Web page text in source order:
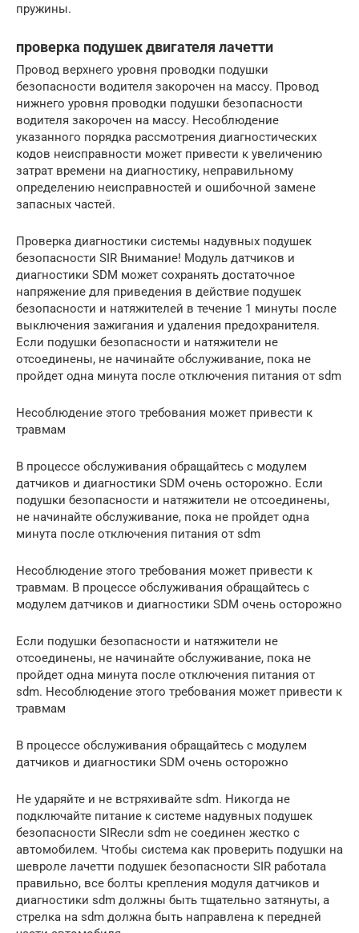
пружины.
проверка подушек двигателя лачетти
Провод верхнего уровня проводки подушки
безопасности водителя закорочен на массу. Провод
нижнего уровня проводки подушки безопасности
водителя закорочен на массу. Несоблюдение
указанного порядка рассмотрения диагностических
кодов неисправности может привести к увеличению
затрат времени на диагностику, неправильному
определению неисправностей и ошибочной замене
запасных частей.
Проверка диагностики системы надувных подушек
безопасности SIR Внимание! Модуль датчиков и
диагностики SDM может сохранять достаточное
напряжение для приведения в действие подушек
безопасности и натяжителей в течение 1 минуты после
выключения зажигания и удаления предохранителя.
Если подушки безопасности и натяжители не
отсоединены, не начинайте обслуживание, пока не
пройдет одна минута после отключения питания от sdm
Несоблюдение этого требования может привести к
травмам
В процессе обслуживания обращайтесь с модулем
датчиков и диагностики SDM очень осторожно. Если
подушки безопасности и натяжители не отсоединены,
не начинайте обслуживание, пока не пройдет одна
минута после отключения питания от sdm
Несоблюдение этого требования может привести к
травмам. В процессе обслуживания обращайтесь с
модулем датчиков и диагностики SDM очень осторожно
Если подушки безопасности и натяжители не
отсоединены, не начинайте обслуживание, пока не
пройдет одна минута после отключения питания от
sdm. Несоблюдение этого требования может привести к
травмам
В процессе обслуживания обращайтесь с модулем
датчиков и диагностики SDM очень осторожно
Не ударяйте и не встряхивайте sdm. Никогда не
подключайте питание к системе надувных подушек
безопасности SIRесли sdm не соединен жестко с
автомобилем. Чтобы система как проверить подушки на
шевроле лачетти подушек безопасности SIR работала
правильно, все болты крепления модуля датчиков и
диагностики sdm должны быть тщательно затянуты, а
стрелка на sdm должна быть направлена к передней